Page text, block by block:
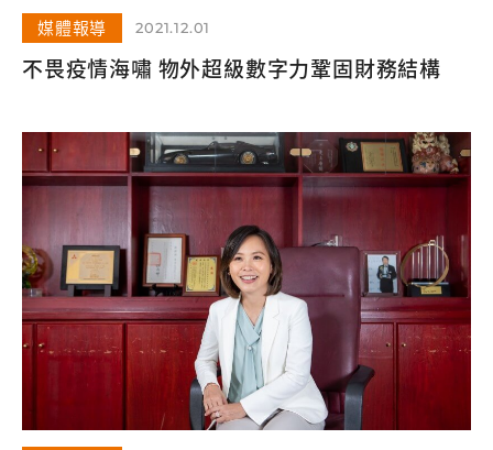
媒體報導 2021.12.01
不畏疫情海嘯 物外超級數字力鞏固財務結構